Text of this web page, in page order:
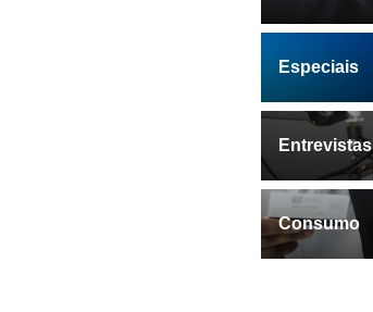
Especiais
Entrevistas
Consumo